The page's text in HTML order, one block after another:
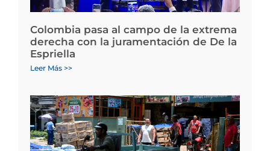
Colombia pasa al campo de la extrema
derecha con la juramentación de De la
Espriella
Leer Más >>